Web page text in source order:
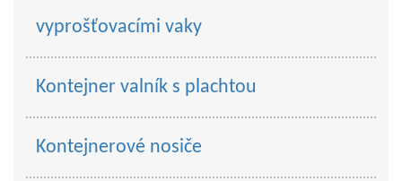
vyprošťovacími vaky
Kontejner valník s plachtou
Kontejnerové nosiče